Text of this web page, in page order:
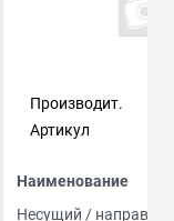
Производит.
Артикул
Наименование
Несущий /